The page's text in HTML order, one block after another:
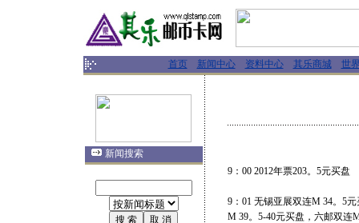
首页 新闻中心 资料中心 其乐商城 世
新闻搜索
9：00 2012年票203。5元买盘
9：01 无锡亚展双连M 34。5
M 39。5-40元买盘，六邮双连